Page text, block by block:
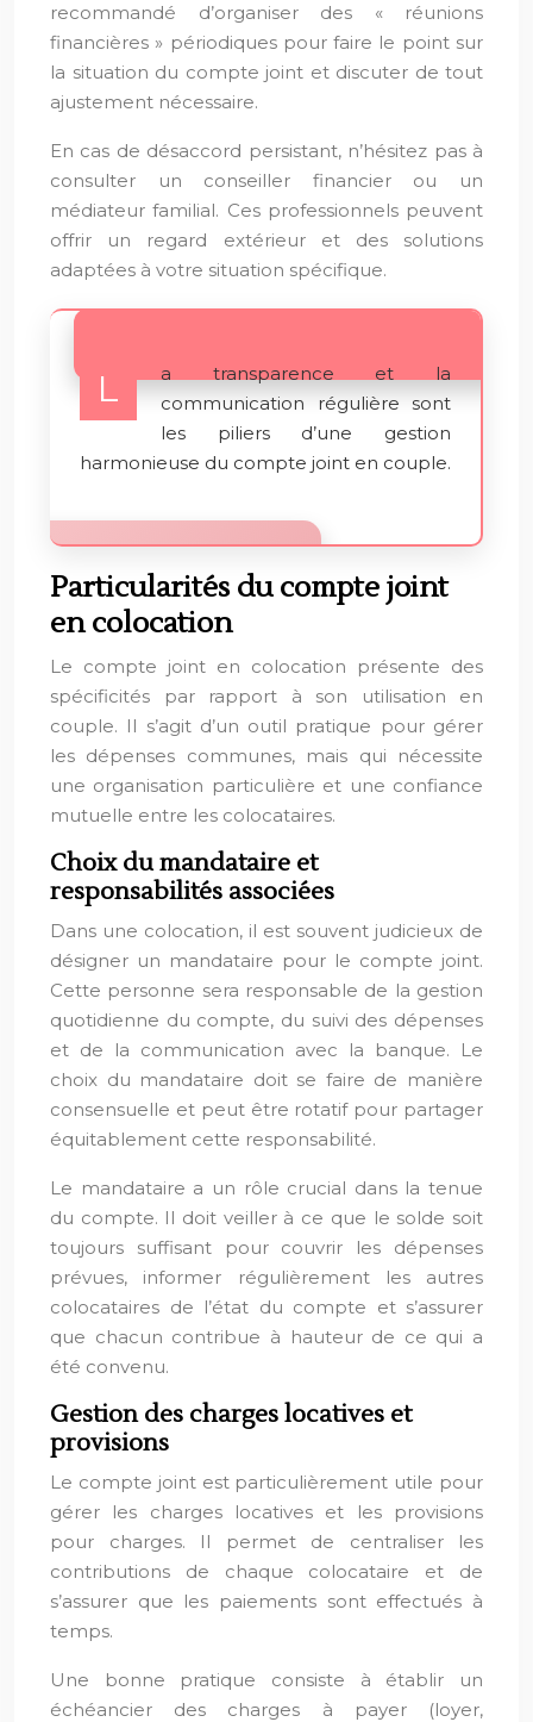
recommandé d’organiser des « réunions
financières » périodiques pour faire le point sur
la situation du compte joint et discuter de tout
ajustement nécessaire.
En cas de désaccord persistant, n’hésitez pas à
consulter un conseiller financier ou un
médiateur familial. Ces professionnels peuvent
offrir un regard extérieur et des solutions
adaptées à votre situation spécifique.
L
a transparence et la
communication régulière sont
les piliers d’une gestion
harmonieuse du compte joint en couple.
Particularités du compte joint
en colocation
Le compte joint en colocation présente des
spécificités par rapport à son utilisation en
couple. Il s’agit d’un outil pratique pour gérer
les dépenses communes, mais qui nécessite
une organisation particulière et une confiance
mutuelle entre les colocataires.
Choix du mandataire et
responsabilités associées
Dans une colocation, il est souvent judicieux de
désigner un mandataire pour le compte joint.
Cette personne sera responsable de la gestion
quotidienne du compte, du suivi des dépenses
et de la communication avec la banque. Le
choix du mandataire doit se faire de manière
consensuelle et peut être rotatif pour partager
équitablement cette responsabilité.
Le mandataire a un rôle crucial dans la tenue
du compte. Il doit veiller à ce que le solde soit
toujours suffisant pour couvrir les dépenses
prévues, informer régulièrement les autres
colocataires de l’état du compte et s’assurer
que chacun contribue à hauteur de ce qui a
été convenu.
Gestion des charges locatives et
provisions
Le compte joint est particulièrement utile pour
gérer les charges locatives et les provisions
pour charges. Il permet de centraliser les
contributions de chaque colocataire et de
s’assurer que les paiements sont effectués à
temps.
Une bonne pratique consiste à établir un
échéancier des charges à payer (loyer,